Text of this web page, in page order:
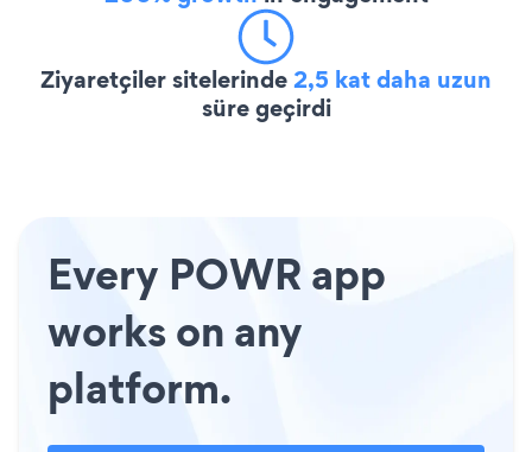
Ziyaretçiler sitelerinde2,5 kat daha uzun
süre geçirdi
Every POWR app
works on any
platform.